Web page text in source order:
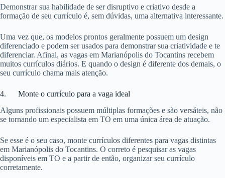
Demonstrar sua habilidade de ser disruptivo e criativo desde a
formação de seu currículo é, sem dúvidas, uma alternativa interessante.
Uma vez que, os modelos prontos geralmente possuem um design
diferenciado e podem ser usados para demonstrar sua criatividade e te
diferenciar. Afinal, as vagas em Marianópolis do Tocantins recebem
muitos currículos diários. E quando o design é diferente dos demais, o
seu currículo chama mais atenção.
4. Monte o currículo para a vaga ideal
Alguns profissionais possuem múltiplas formações e são versáteis, não
se tornando um especialista em TO em uma única área de atuação.
Se esse é o seu caso, monte currículos diferentes para vagas distintas
em Marianópolis do Tocantins. O correto é pesquisar as vagas
disponíveis em TO e a partir de então, organizar seu currículo
corretamente.